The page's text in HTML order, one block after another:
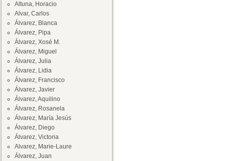
Altuna, Horacio
Alvar, Carlos
Álvarez, Blanca
Álvarez, Pipa
Álvarez, Xosé M.
Álvarez, Miguel
Álvarez, Julia
Álvarez, Lidia
Álvarez, Francisco
Álvarez, Javier
Álvarez, Aquilino
Álvarez, Rosanela
Álvarez, María Jesús
Álvarez, Diego
Álvarez, Victoria
Alvarez, Marie-Laure
Álvarez, Juan